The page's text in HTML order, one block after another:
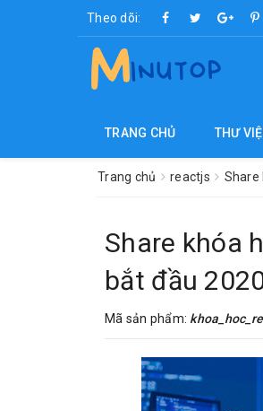
Theo dõi:
TRANG CHỦ THƯ
Trang chủ reactjs Share
Share khóa
bắt đầu
Mã sản phẩm: